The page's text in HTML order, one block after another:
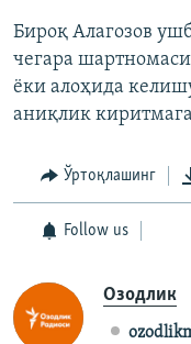
Бироқ Алагозов
чегара
ёки алоҳида
аниқлик
Ўртоқлашинг
Follow us
Озодлик